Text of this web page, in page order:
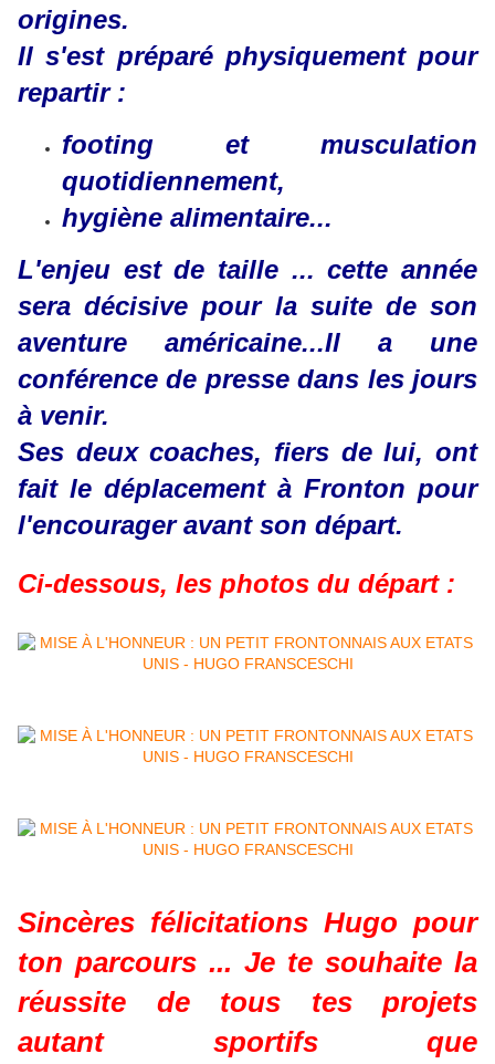
origines.
Il s'est préparé physiquement pour
repartir :
footing et musculation
quotidiennement,
hygiène alimentaire...
L'enjeu est de taille ... cette année
sera décisive pour la suite de son
aventure américaine...Il a une
conférence de presse dans les jours
à venir.
Ses deux coaches, fiers de lui, ont
fait le déplacement à Fronton pour
l'encourager avant son départ.
Ci-dessous, les photos du départ :
Sincères félicitations Hugo pour
ton parcours ... Je te souhaite la
réussite de tous tes projets
autant sportifs que